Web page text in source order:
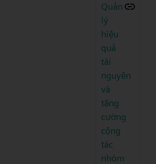
Quản
lý
hiệu
quả
tài
nguyên
và
tăng
cường
cộng
tác
nhóm